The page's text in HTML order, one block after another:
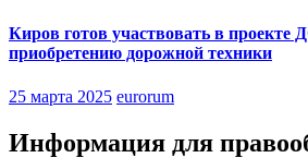
Киров готов участвовать в
приобретению дорожной техники
25 марта 2025 eurorum
Информация для